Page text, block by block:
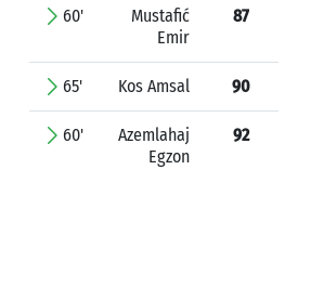
60'
Mustafić
Emir
87
65' Kos Amsal 90
60'
Azemlahaj
Egzon
92